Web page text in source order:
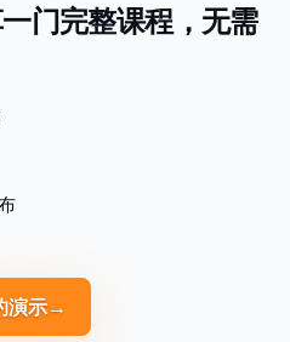
门完整课程，无需
演示→